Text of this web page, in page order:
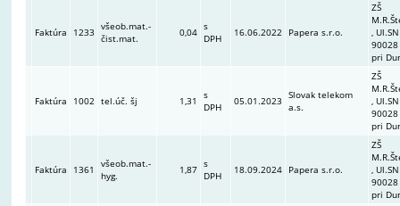
Faktúra 1233 všeob.mat.-
čist.mat.
0,04 s
DPH
16.06.2022 Papera s.r.o.
ZŠ
,
pri
Faktúra 1002 tel.úč. šj 1,31
s
DPH
05.01.2023 Slovak telekom
a.s.
ZŠ
,
pri
Faktúra 1361
všeob.mat.-
hyg.
1,87 s
DPH
18.09.2024 Papera s.r.o.
ZŠ
,
pri